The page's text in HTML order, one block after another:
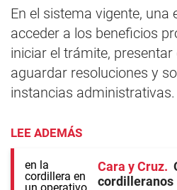
En el sistema vigente, una
acceder a los beneficios
iniciar el trámite,
aguardar resoluciones y
instancias administrativas.
LEE ADEMÁS
Cara y Cruz
cordilleranos